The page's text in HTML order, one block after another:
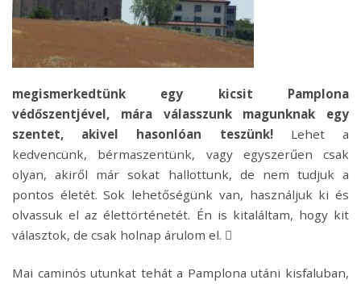
megismerkedtünk egy kicsit Pamplona
védőszentjével, mára válasszunk magunknak egy
szentet, akivel hasonlóan teszünk!Lehet a
kedvencünk, bérmaszentünk, vagy egyszerűen csak
olyan, akiről már sokat hallottunk, de nem tudjuk a
pontos életét. Sok lehetőségünk van, használjuk ki és
olvassuk el az élettörténetét. Én is kitaláltam, hogy kit
választok, de csak holnap árulom el. 
Mai caminós utunkat tehát a Pamplona utáni kisfaluban,